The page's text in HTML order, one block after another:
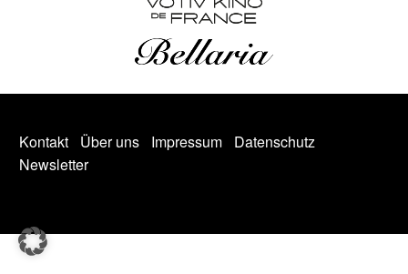
Kontakt Über uns Impressum
Datenschutz
Newsletter